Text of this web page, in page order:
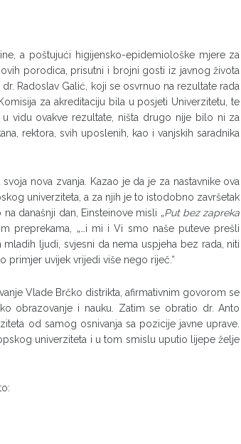
a poštujući higijensko-epidemiološke mjere za
porodica, prisutni i brojni gosti iz javnog života
Radoslav Galić, koji se osvrnuo na rezultate rada
za akreditaciju bila u posjeti Univerzitetu, te
vidu ovakve rezultate, ništa drugo nije bilo ni za
rektora, svih uposlenih, kao i vanjskih saradnika
nova zvanja. Kazao je da je za nastavnike ova
univerziteta, a za njih je to istodobno završetak
današnji dan, Einsteinove misli „Put bez zapreka
preprekama, „…i mi i Vi smo naše puteve prešli
ljudi, svjesni da nema uspjeha bez rada, niti
primjer uvijek vrijedi više nego riječ.“
Vlade Brčko distrikta, afirmativnim govorom se
obrazovanje i nauku. Zatim se obratio dr. Anto
od samog osnivanja sa pozicije javne uprave.
univerziteta i u tom smislu uputio lijepe želje